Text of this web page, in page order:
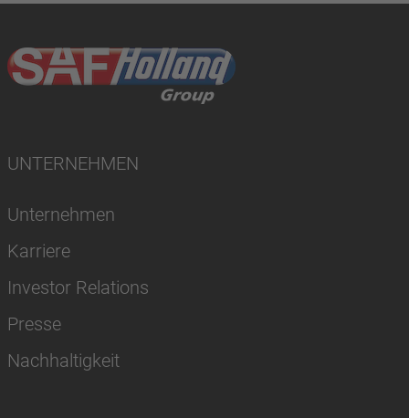
UNTERNEHMEN
Unternehmen
Karriere
Investor Relations
Presse
Nachhaltigkeit